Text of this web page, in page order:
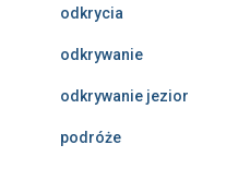
odkrycia
odkrywanie
odkrywanie jezior
podróże